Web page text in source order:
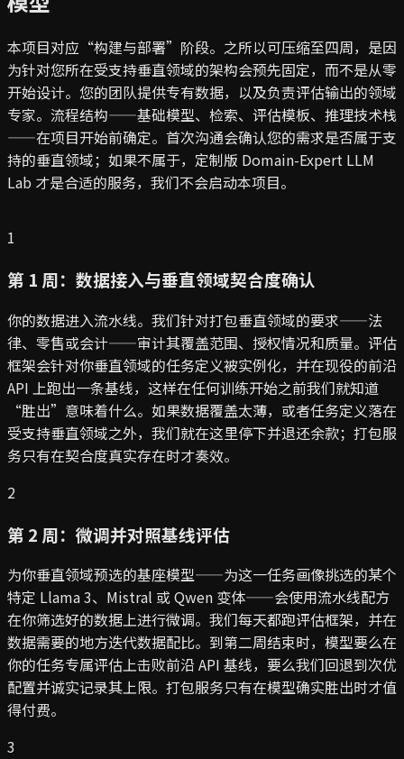
本项目对应“构建与部署”阶段。之所以可压缩至四周，是因
为针对您所在受支持垂直领域的架构会预先固定，而不是从零
开始设计。您的团队提供专有数据，以及负责评估输出的领域
专家。流程结构——基础模型、检索、评估模板、推理技术栈
——在项目开始前确定。首次沟通会确认您的需求是否属于支
持的垂直领域；如果不属于，定制版 Domain-Expert LLM
Lab 才是合适的服务，我们不会启动本项目。
1
第 1 周：数据接入与垂直领域契合度确认
你的数据进入流水线。我们针对打包垂直领域的要求——法
律、零售或会计——审计其覆盖范围、授权情况和质量。评估
框架会针对你垂直领域的任务定义被实例化，并在现役的前沿
API 上跑出一条基线，这样在任何训练开始之前我们就知道
“胜出”意味着什么。如果数据覆盖太薄，或者任务定义落在
受支持垂直领域之外，我们就在这里停下并退还余款；打包服
务只有在契合度真实存在时才奏效。
2
第 2 周：微调并对照基线评估
为你垂直领域预选的基座模型——为这一任务画像挑选的某个
特定 Llama 3、Mistral 或 Qwen 变体——会使用流水线配方
在你筛选好的数据上进行微调。我们每天都跑评估框架，并在
数据需要的地方迭代数据配比。到第二周结束时，模型要么在
你的任务专属评估上击败前沿 API 基线，要么我们回退到次优
配置并诚实记录其上限。打包服务只有在模型确实胜出时才值
得付费。
3